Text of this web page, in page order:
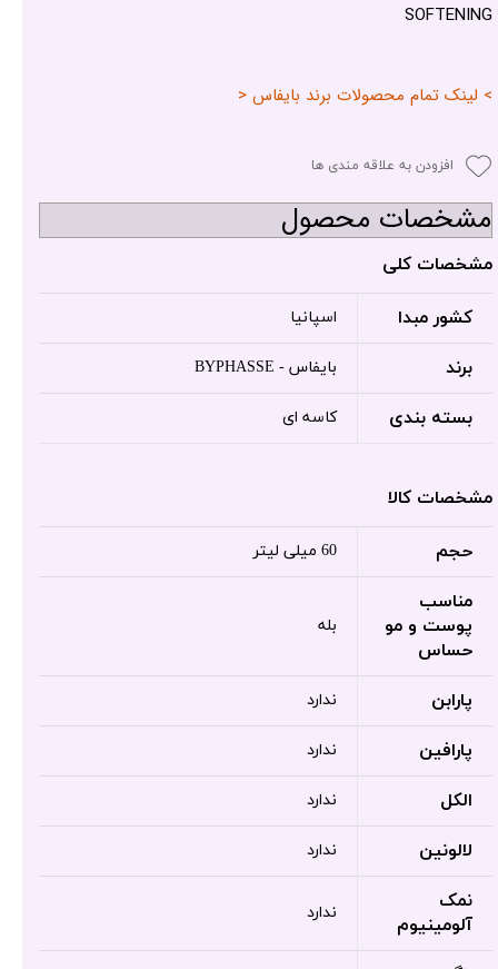
SOFTENING
> لینک تمام محصولات برند بایفاس <
افزودن به علاقه مندی ها
مشخصات محصول
مشخصات کلی
کشور مبدا اسپانیا
برند بایفاس - BYPHASSE
بسته بندی کاسه ای
مشخصات کالا
حجم 60 میلی لیتر
مناسب
پوست و مو
حساس
بله
پارابن ندارد
پارافین ندارد
الکل ندارد
لالونین ندارد
نمک
آلومینیوم
ندارد